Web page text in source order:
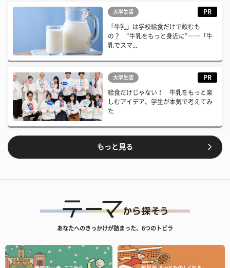
大学生活 PR
「牛乳」は学校給食だけで飲むも
の？ “牛乳をもっと身近に”――「牛
乳でスマ...
大学生活 PR
給食だけじゃない！ 牛乳をもっと楽
しむアイデア、学生が本気で考えてみ
た
もっと見る
あなたへのきっかけが詰まった、6つのトビラ